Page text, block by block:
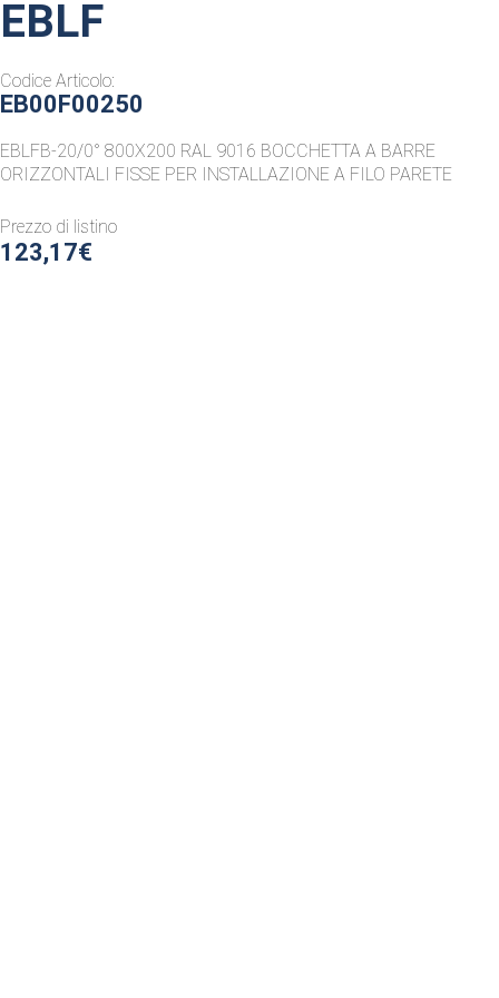
EBLF
Codice Articolo:
EB00F00250
EBLFB-20/0° 800X200 RAL 9016 BOCCHETTA A BARRE
ORIZZONTALI FISSE PER INSTALLAZIONE A FILO PARETE
Prezzo di listino
123,17€